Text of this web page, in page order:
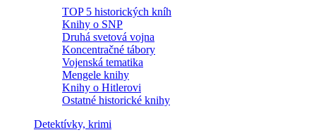
TOP 5 historických kníh
Knihy o SNP
Druhá svetová vojna
Koncentračné tábory
Vojenská tematika
Mengele knihy
Knihy o Hitlerovi
Ostatné historické knihy
Detektívky, krimi